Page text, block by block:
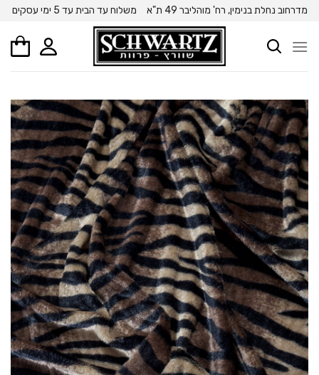
Skip
content
מדרחוב נחלת בנימין, רח' מוהליבר 49 ת"א משלוח עד הבית עד 5 ימי עסקים